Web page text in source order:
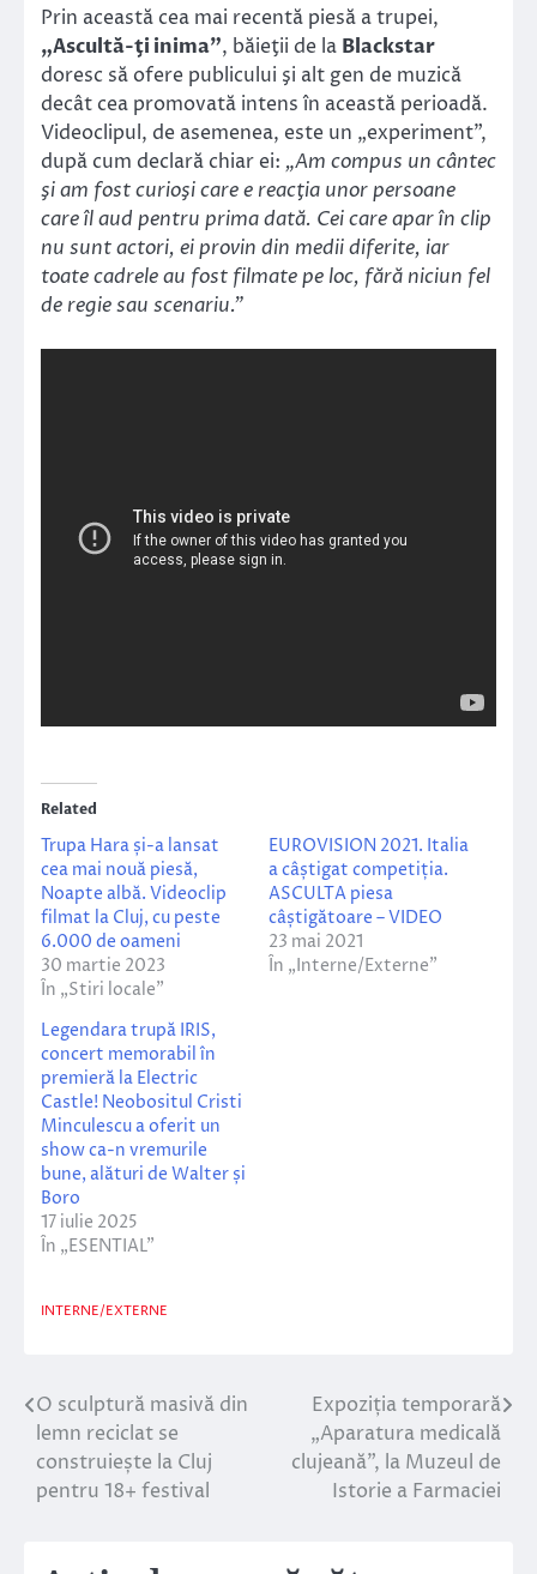
Prin această cea mai recentă piesă a trupei,
„Ascultă-ţi inima”, băieţii de la Blackstar
doresc să ofere publicului şi alt gen de muzică
decât cea promovată intens în această perioadă.
Videoclipul, de asemenea, este un „experiment”,
după cum declară chiar ei: „Am compus un cântec
şi am fost curioşi care e reacţia unor persoane
care îl aud pentru prima dată. Cei care apar în clip
nu sunt actori, ei provin din medii diferite, iar
toate cadrele au fost filmate pe loc, fără niciun fel
de regie sau scenariu.”
Related
Trupa Hara și-a lansat
cea mai nouă piesă,
Noapte albă. Videoclip
filmat la Cluj, cu peste
6.000 de oameni
30 martie 2023
În „Stiri locale”
EUROVISION 2021. Italia
a câștigat competiția.
ASCULTA piesa
câștigătoare – VIDEO
23 mai 2021
În „Interne/Externe”
Legendara trupă IRIS,
concert memorabil în
premieră la Electric
Castle! Neobositul Cristi
Minculescu a oferit un
show ca-n vremurile
bune, alături de Walter și
Boro
17 iulie 2025
În „ESENTIAL”
INTERNE/EXTERNE
Navigare
în
articole
O sculptură masivă din
lemn reciclat se
construiește la Cluj
pentru 18+ festival
Expoziția temporară
„Aparatura medicală
clujeană”, la Muzeul de
Istorie a Farmaciei